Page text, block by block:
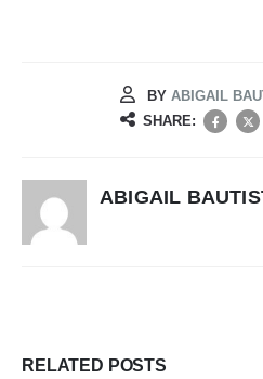
BY ABIGAIL
SHARE:
ABIGAIL
RELATED POSTS